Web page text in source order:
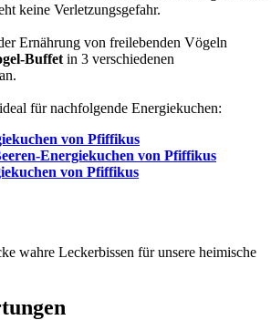
keine Verletzungsgefahr.
Ernährung von freilebenden Vögeln
Buffet in 3 verschiedenen
für nachfolgende Energiekuchen:
von Pfiffikus
Energiekuchen von Pfiffikus
von Pfiffikus
wahre Leckerbissen für unsere heimische